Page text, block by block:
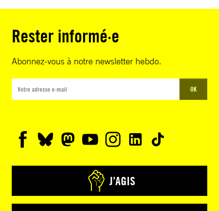
Rester informé·e
Abonnez-vous à notre newsletter hebdo.
OK
J’AGIS